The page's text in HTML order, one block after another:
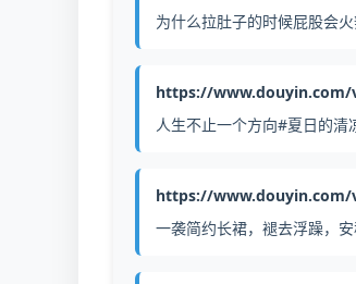
为什么拉肚子的时候屁股会
https://www.douyin.com/
人生不止一个方向#夏日的
https://www.douyin.com/
一袭简约长裙，褪去浮躁，